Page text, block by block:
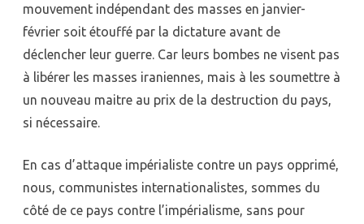
mouvement indépendant des masses en janvier-
février soit étouffé par la dictature avant de
déclencher leur guerre. Car leurs bombes ne visent pas
à libérer les masses iraniennes, mais à les soumettre à
un nouveau maitre au prix de la destruction du pays,
si nécessaire.
En cas d’attaque impérialiste contre un pays opprimé,
nous, communistes internationalistes, sommes du
côté de ce pays contre l’impérialisme, sans pour